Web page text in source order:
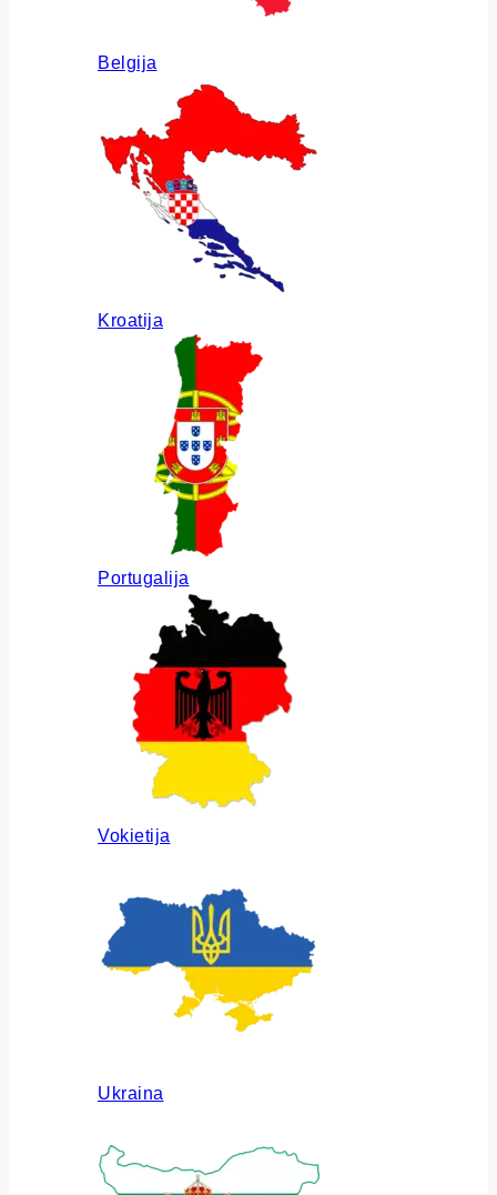
Belgija
Kroatija
Portugalija
Vokietija
Ukraina